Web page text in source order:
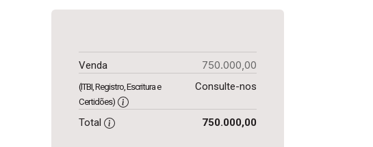
Venda 750.000,00
(ITBI, Registro, Escritura e
Certidões)
Consulte-nos
Total 750.000,00